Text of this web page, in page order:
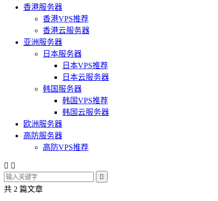
香港服务器
香港VPS推荐
香港云服务器
亚洲服务器
日本服务器
日本VPS推荐
日本云服务器
韩国服务器
韩国VPS推荐
韩国云服务器
欧洲服务器
高防服务器
高防VPS推荐
 

共 2 篇文章